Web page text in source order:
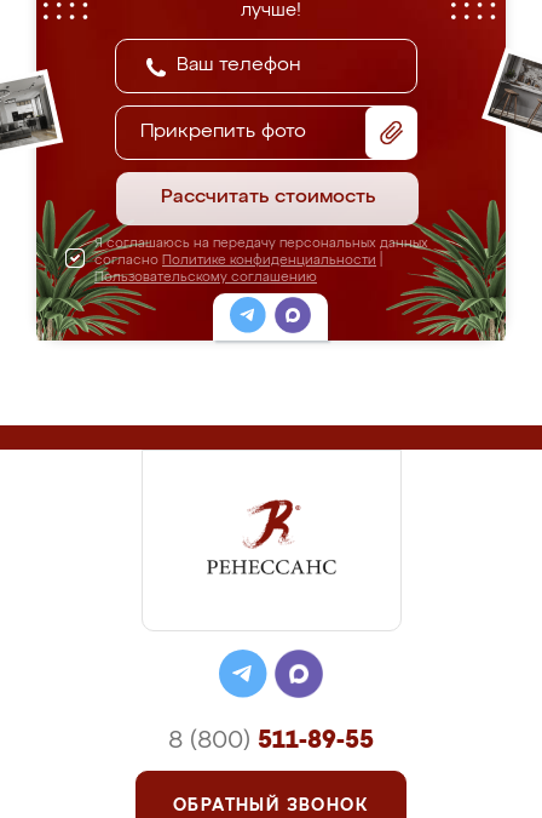
лучше!
Прикрепить фото
Рассчитать стоимость
Я соглашаюсь на передачу персональных данных
согласно Политике конфиденциальности
Пользовательскому соглашению
8 (800) 511-89-55
ОБРАТНЫЙ ЗВОНОК